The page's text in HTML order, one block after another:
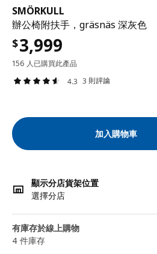
SMÖRKULL
辦公椅附扶手，gräsnäs 深灰色
$3,999
156 人已購買此產品
4.3 3 則評論
加入購物車
顯示分店貨架位置
選擇分店
有庫存於線上購物
4 件庫存